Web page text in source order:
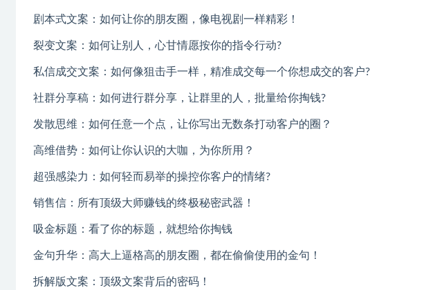
剧本式文案：如何让你的朋友圈，像电视剧一样精彩！
裂变文案：如何让别人，心甘情愿按你的指令行动?
私信成交文案：如何像狙击手一样，精准成交每一个你想成交的客户?
社群分享稿：如何进行群分享，让群里的人，批量给你掏钱?
发散思维：如何任意一个点，让你写出无数条打动客户的圈？
高维借势：如何让你认识的大咖，为你所用？
超强感染力：如何轻而易举的操控你客户的情绪?
销售信：所有顶级大师赚钱的终极秘密武器！
吸金标题：看了你的标题，就想给你掏钱
金句升华：高大上逼格高的朋友圈，都在偷偷使用的金句！
拆解版文案：顶级文案背后的密码！